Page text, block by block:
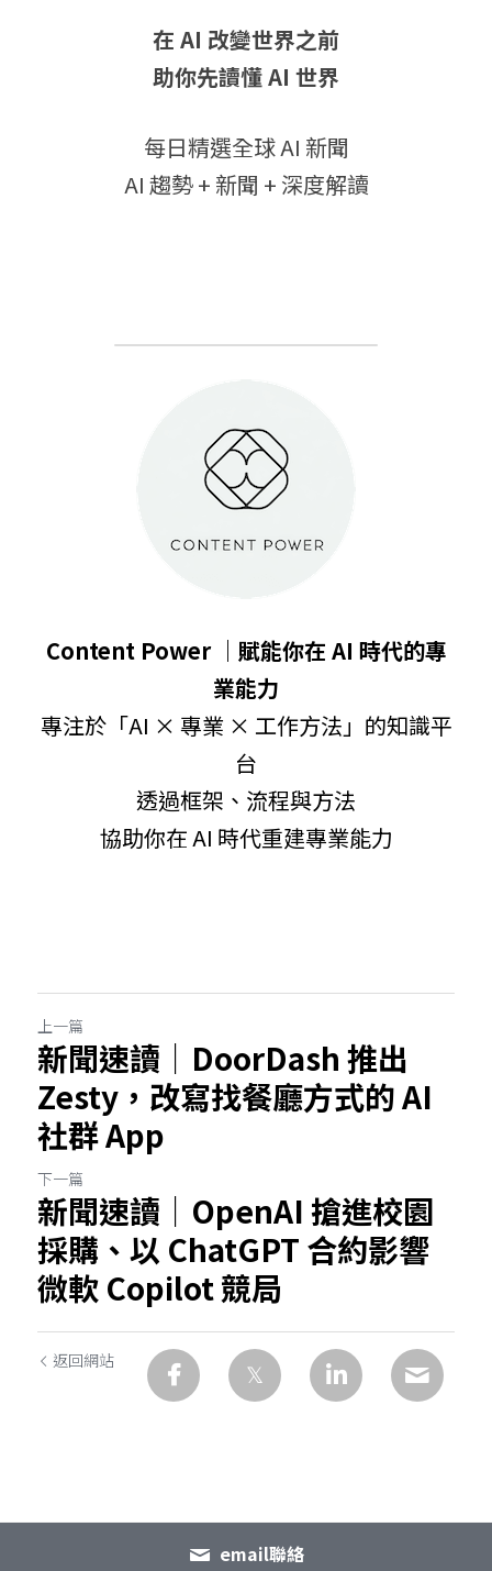
在 AI 改變世界之前
助你先讀懂 AI 世界
每日精選全球 AI 新聞
AI 趨勢 + 新聞 + 深度解讀
Content Power ｜賦能你在 AI 時代的專
業能力
專注於「AI × 專業 × 工作方法」的知識平
台
透過框架、流程與方法
協助你在 AI 時代重建專業能力
上一篇
新聞速讀｜DoorDash 推出
Zesty，改寫找餐廳方式的 AI
社群 App
下一篇
新聞速讀｜OpenAI 搶進校園
採購、以 ChatGPT 合約影響
微軟 Copilot 競局
返回網站
email聯絡